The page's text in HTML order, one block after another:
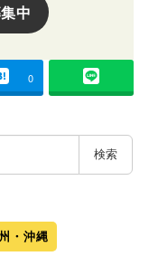
中
0
検索
・沖縄